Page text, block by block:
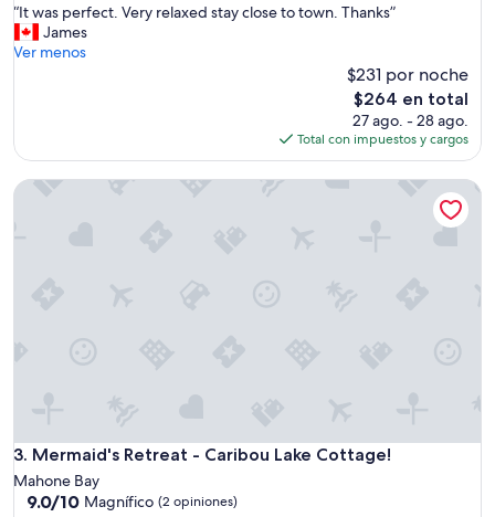
10,
Excepcional,
(111
“
I
t
e
f
x
d
“It was perfect. Very relaxed stay close to town. Thanks”
James
Ver menos
$231 por noche
El
precio
actual
es
de
$264 en total
27 ago. - 28 ago.
Total con impuestos y cargos
3. Mermaid's Retreat - Caribou Lake Cottage!
Mermaid's Retreat - Caribou Lake Cottage!
Mahone Bay
9.0
9.0/10 Magnífico (2 opiniones)
Mermaid's Retreat - Caribou Lake Cottage!